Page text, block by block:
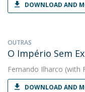
DOWNLOAD AND
OUTRAS
O Império Sem
Fernando Ilharco (with
DOWNLOAD AND